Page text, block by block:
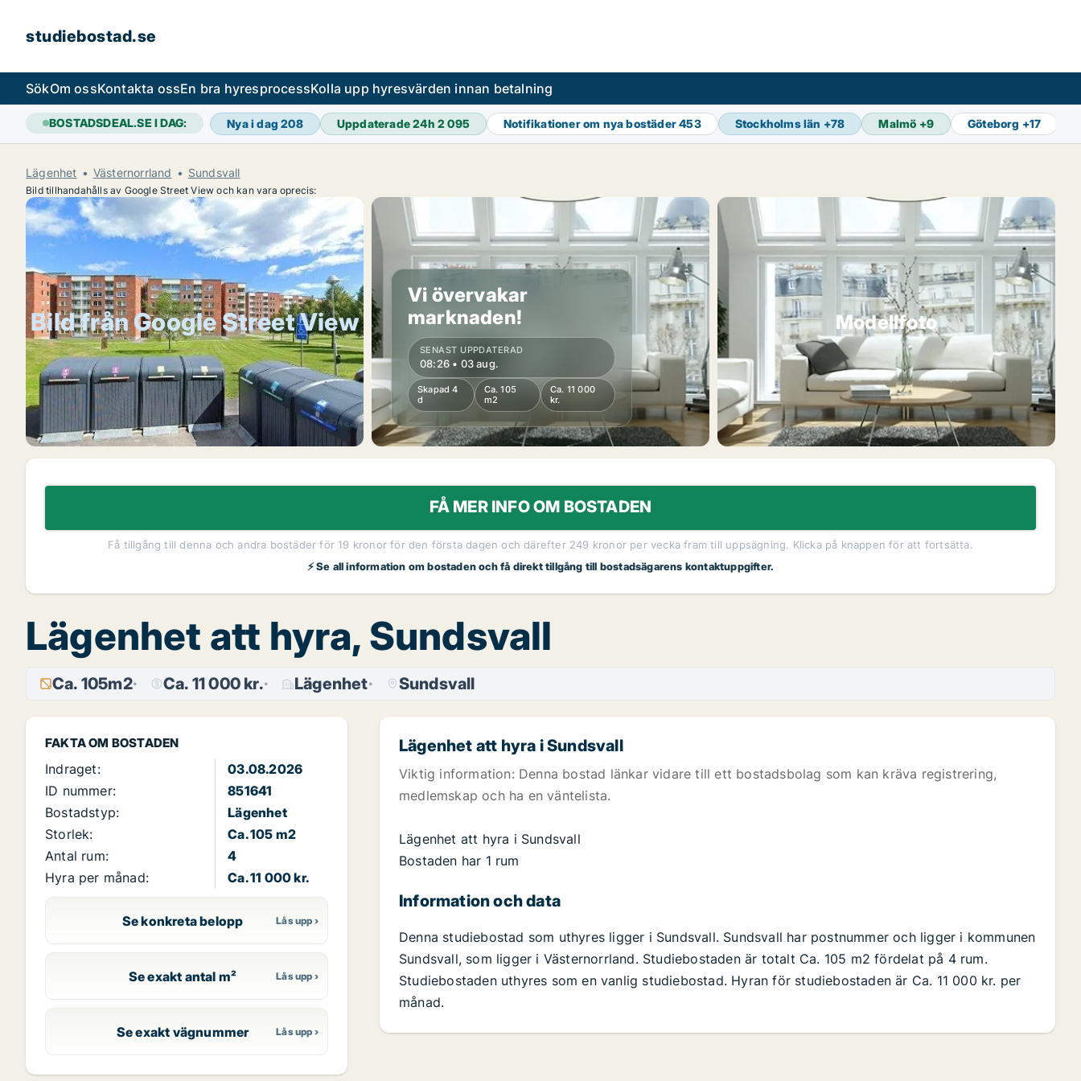
studiebostad.se
SökOm ossKontakta ossEn bra hyresprocessKolla upp hyresvärden innan betalning
BOSTADSDEAL.SE I DAG: Nya i dag208 Uppdaterade 24h2 095 Notifikationer om nya bostäder453 Stockholms län +78 Malmö +9 Göteborg +17
Lägenhet Västernorrland Sundsvall
Bild tillhandahålls av Google Street View och kan vara oprecis:
Bild från Google Street View
Vi övervakar
marknaden!
SENAST UPPDATERAD
08:26 • 03 aug.
Skapad 4
d
Ca. 105
m2
Ca. 11 000
kr.
Modellfoto
FÅ MER INFO OM BOSTADEN
Få tillgång till denna och andra bostäder för 19 kronor för den första dagen och därefter 249 kronor per vecka fram till uppsägning. Klicka på knappen för att fortsätta.
⚡ Se all information om bostaden och få direkt tillgång till bostadsägarens kontaktuppgifter.
Lägenhet att hyra, Sundsvall
Ca. 105m2 Ca. 11 000 kr. Lägenhet Sundsvall
FAKTA OM BOSTADEN
Indraget:
03.08.2026
ID nummer:
851641
Bostadstyp:
Lägenhet
Storlek:
Ca. 105 m2
Antal rum:
4
Hyra per månad:
Ca. 11 000 kr.
Se konkreta belopp
Se exakt antal m²
Se exakt vägnummer
Lägenhet att hyra i Sundsvall
Viktig information: Denna bostad länkar vidare till ett bostadsbolag som kan kräva registrering,
medlemskap och ha en väntelista.
Lägenhet att hyra i Sundsvall
Bostaden har 1 rum
Information och data
Denna studiebostad som uthyres ligger i Sundsvall. Sundsvall har postnummer och ligger i kommunen
Sundsvall, som ligger i Västernorrland. Studiebostaden är totalt Ca. 105 m2 fördelat på 4 rum.
Studiebostaden uthyres som en vanlig studiebostad. Hyran för studiebostaden är Ca. 11 000 kr. per
månad.